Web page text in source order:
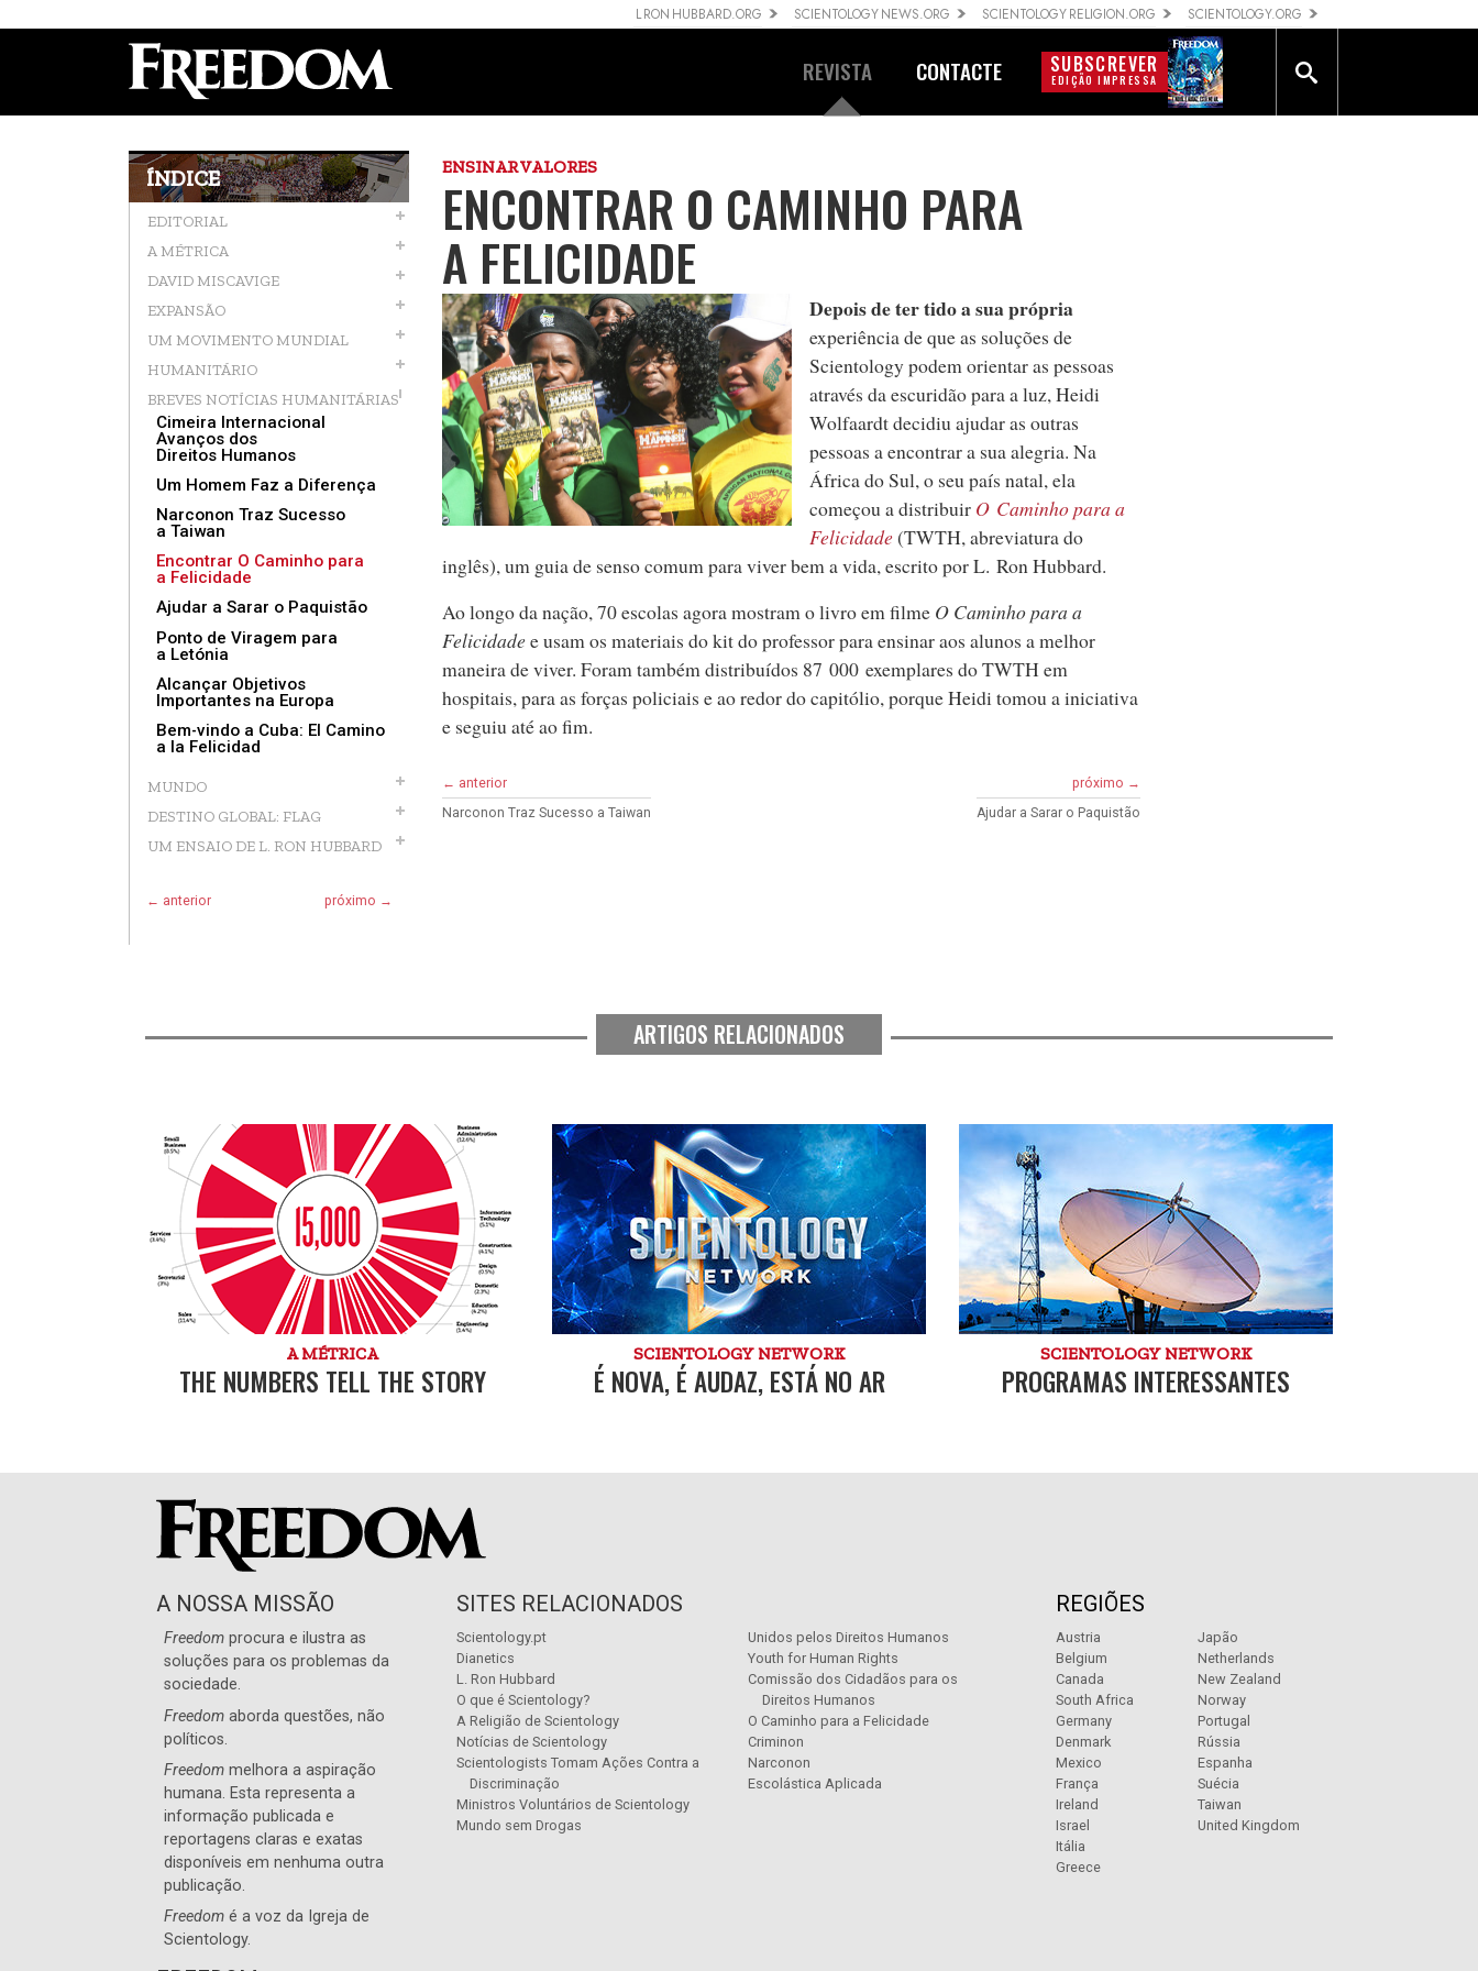
L RON HUBBARD.ORG SCIENTOLOGY NEWS.ORG SCIENTOLOGY RELIGION.ORG SCIENTOLOGY.ORG
REVISTA CONTACTE SUBSCREVER
EDIÇÃO IMPRESSA
ÍNDICE
EDITORIAL
A MÉTRICA
DAVID MISCAVIGE
EXPANSÃO
UM MOVIMENTO MUNDIAL
HUMANITÁRIO
BREVES NOTÍCIAS HUMANITÁRIAS
Cimeira Internacional
Avanços dos
Direitos Humanos
Um Homem Faz a Diferença
Narconon Traz Sucesso
a Taiwan
Encontrar O Caminho para
a Felicidade
Ajudar a Sarar o Paquistão
Ponto de Viragem para
a Letónia
Alcançar Objetivos
Importantes na Europa
Bem‑vindo a Cuba: El Camino
a la Felicidad
MUNDO
DESTINO GLOBAL: FLAG
UM ENSAIO DE L. RON HUBBARD
← anterior próximo →
ENSINAR VALORES
ENCONTRAR O CAMINHO PARA
A FELICIDADE
Depois de ter tido a sua própria
experiência de que as soluções de
Scientology podem orientar as pessoas
através da escuridão para a luz, Heidi
Wolfaardt decidiu ajudar as outras
pessoas a encontrar a sua alegria. Na
África do Sul, o seu país natal, ela
começou a distribuir O Caminho para a
Felicidade(TWTH, abreviatura do
inglês), um guia de senso comum para viver bem a vida, escrito porL. Ron Hubbard.
Ao longo da nação, 70 escolas agora mostram o livro em filme O Caminho para a
Felicidadee usam os materiais do kit do professor para ensinar aos alunos a melhor
maneira de viver. Foram também distribuídos 87 000 exemplares do TWTH em
hospitais, para as forças policiais e ao redor do capitólio, porque Heidi tomou a iniciativa
e seguiu até ao fim.
← anterior
Narconon Traz Sucesso a Taiwan
próximo →
Ajudar a Sarar o Paquistão
ARTIGOS RELACIONADOS
A MÉTRICA
THE NUMBERS TELL THE STORY
SCIENTOLOGY NETWORK
É NOVA, É AUDAZ, ESTÁ NO AR
SCIENTOLOGY NETWORK
PROGRAMAS INTERESSANTES
A NOSSA MISSÃO
Freedom procura e ilustra as
soluções para os problemas da
sociedade.
Freedom aborda questões, não
políticos.
Freedom melhora a aspiração
humana. Esta representa a
informação publicada e
reportagens claras e exatas
disponíveis em nenhuma outra
publicação.
Freedom é a voz da Igreja de
Scientology.
SITES RELACIONADOS
Scientology.pt
Dianetics
L. Ron Hubbard
O que é Scientology?
A Religião de Scientology
Notícias de Scientology
Scientologists Tomam Ações Contra a
Discriminação
Ministros Voluntários de Scientology
Mundo sem Drogas
Unidos pelos Direitos Humanos
Youth for Human Rights
Comissão dos Cidadãos para os
Direitos Humanos
O Caminho para a Felicidade
Criminon
Narconon
Escolástica Aplicada
REGIÕES
Austria
Belgium
Canada
South Africa
Germany
Denmark
Mexico
França
Ireland
Israel
Itália
Greece
Japão
Netherlands
New Zealand
Norway
Portugal
Rússia
Espanha
Suécia
Taiwan
United Kingdom